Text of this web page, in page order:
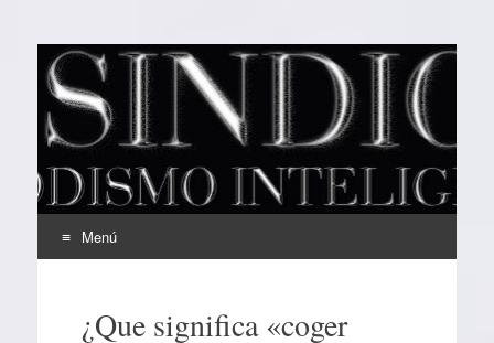
EL SINDICAL
Periodismo Inteligente
Menú
contenido¿Que significa «coger